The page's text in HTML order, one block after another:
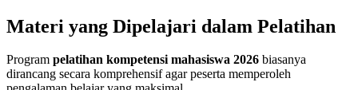
Materi yang Dipelajari dalam Pelatihan
Program pelatihan kompetensi mahasiswa 2026 biasanya
dirancang secara komprehensif agar peserta memperoleh